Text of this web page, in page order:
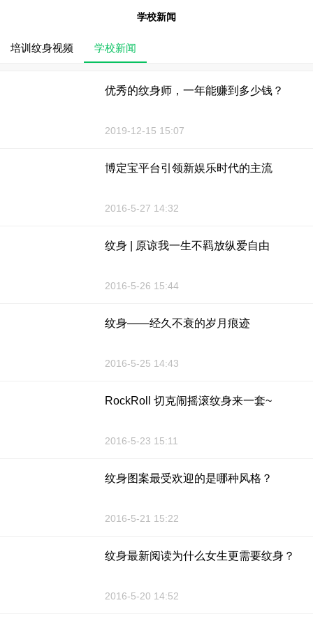
学校新闻
培训纹身视频 学校新闻
优秀的纹身师，一年能赚到多少钱？
2019-12-15 15:07
博定宝平台引领新娱乐时代的主流
2016-5-27 14:32
纹身 | 原谅我一生不羁放纵爱自由
2016-5-26 15:44
纹身——经久不衰的岁月痕迹
2016-5-25 14:43
RockRoll 切克闹摇滚纹身来一套~
2016-5-23 15:11
纹身图案最受欢迎的是哪种风格？
2016-5-21 15:22
纹身最新阅读为什么女生更需要纹身？
2016-5-20 14:52